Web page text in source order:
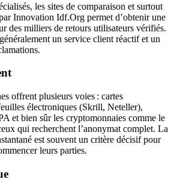
les sites de comparaison et surtout
Innovation Idf.Org permet d’obtenir une
des milliers de retours utilisateurs vérifiés.
un service client réactif et un
offrent plusieurs voies : cartes
électroniques (Skrill, Neteller),
et bien sûr les cryptomonnaies comme le
qui recherchent l’anonymat complet. La
est souvent un critère décisif pour
leurs parties.